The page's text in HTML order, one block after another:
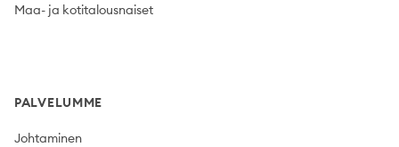
Maa- ja kotitalousnaiset
PALVELUMME
Johtaminen